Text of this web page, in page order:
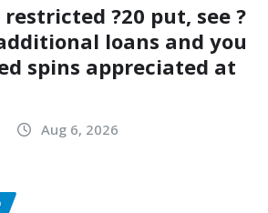
?20 put, see ?
loans and you
spins appreciated at
Aug 6, 2026